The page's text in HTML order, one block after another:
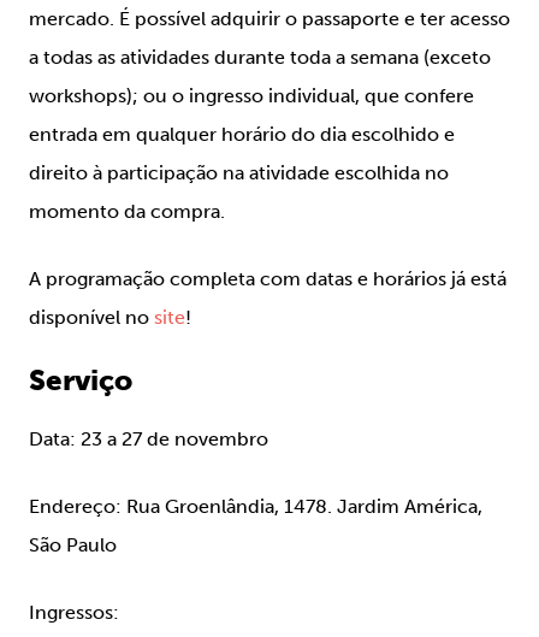
mercado. É possível adquirir o passaporte e ter acesso
a todas as atividades durante toda a semana (exceto
workshops); ou o ingresso individual, que confere
entrada em qualquer horário do dia escolhido e
direito à participação na atividade escolhida no
momento da compra.
A programação completa com datas e horários já está
disponível no site!
Serviço
Data: 23 a 27 de novembro
Endereço: Rua Groenlândia, 1478. Jardim América,
São Paulo
Ingressos: